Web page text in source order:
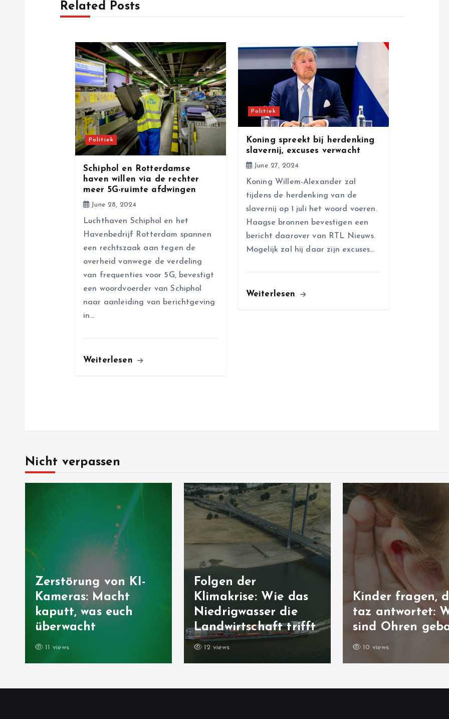
Related Posts
Politiek
Schiphol en Rotterdamse
haven willen via de rechter
meer 5G-ruimte afdwingen
June 28, 2024
Luchthaven Schiphol en het
Havenbedrijf Rotterdam spannen
een rechtszaak aan tegen de
overheid vanwege de verdeling
van frequenties voor 5G, bevestigt
een woordvoerder van Schiphol
naar aanleiding van berichtgeving
in…
Weiterlesen
Politiek
Koning spreekt bij herdenking
slavernij, excuses verwacht
June 27, 2024
Koning Willem-Alexander zal
tijdens de herdenking van de
slavernij op 1 juli het woord voeren.
Haagse bronnen bevestigen een
bericht daarover van RTL Nieuws.
Mogelijk zal hij daar zijn excuses…
Weiterlesen
Nicht verpassen
Zerstörung von KI-
Kameras: Macht
kaputt, was euch
überwacht
11 views
Folgen der
Klimakrise: Wie das
Niedrigwasser die
Landwirtschaft trifft
12 views
Kinder fragen,
taz antwortet:
sind Ohren
10 views